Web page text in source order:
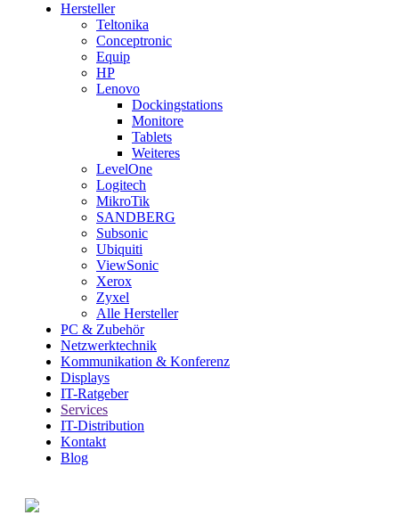
Hersteller
Teltonika
Conceptronic
Equip
HP
Lenovo
Dockingstations
Monitore
Tablets
Weiteres
LevelOne
Logitech
MikroTik
SANDBERG
Subsonic
Ubiquiti
ViewSonic
Xerox
Zyxel
Alle Hersteller
PC & Zubehör
Netzwerktechnik
Kommunikation & Konferenz
Displays
IT-Ratgeber
Services
IT-Distribution
Kontakt
Blog